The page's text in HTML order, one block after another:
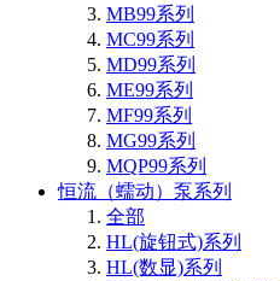
MB99系列
MC99系列
MD99系列
ME99系列
MF99系列
MG99系列
MQP99系列
恒流（蠕动）泵系列
全部
HL(旋钮式)系列
HL(数显)系列